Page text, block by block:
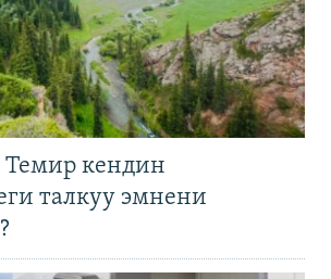
кендин
талкуу эмнени